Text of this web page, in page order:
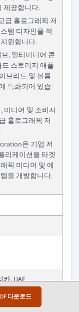
다운로드
제공합니다.
급 홀로그래픽 저
템 디자인을 적
원합니다.
, 멀티미디어 콘
스토리지 애플
브리드 및 볼륨
특화되어 있습
미디어 및 소비자
홀로그래픽 저
은 기업 저
리케이션을 타겟
픽 미디어 및 에
을 개발합니다.
, UAE
장은 신흥 국가
망이 있으며, 기